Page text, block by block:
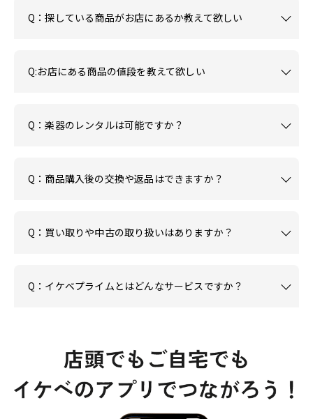
Q：探している商品がお店にあるか教えて欲しい
Q:お店にある商品の値段を教えて欲しい
Q：楽器のレンタルは可能ですか？
Q：商品購入後の交換や返品はできますか？
Q：買い取りや中古の取り扱いはありますか？
Q：イケベプライムとはどんなサービスですか？